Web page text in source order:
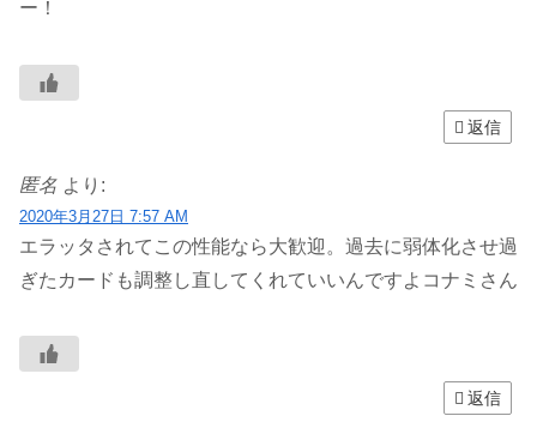
ー！
返信
匿名 より:
2020年3月27日 7:57 AM
エラッタされてこの性能なら大歓迎。過去に弱体化させ過
ぎたカードも調整し直してくれていいんですよコナミさん
返信